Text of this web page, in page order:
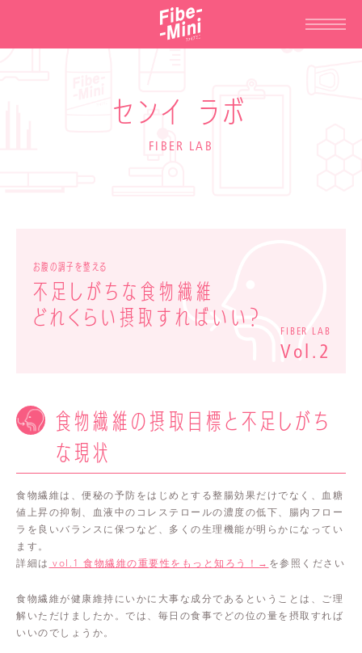
センイ ラボ
FIBER LAB
お腹の調子を整える
不足しがちな食物繊維
どれくらい摂取すればいい？
FIBER LAB
Vol.2
食物繊維の摂取目標と不足しがち
な現状
食物繊維は、便秘の予防をはじめとする整腸効果だけでなく、血糖
値上昇の抑制、血液中のコレステロールの濃度の低下、腸内フロー
ラを良いバランスに保つなど、多くの生理機能が明らかになってい
ます。
詳細は vol.1 食物繊維の重要性をもっと知ろう！ → を参照ください
食物繊維が健康維持にいかに大事な成分であるということは、ご理
解いただけましたか。では、毎日の食事でどの位の量を摂取すれば
いいのでしょうか。